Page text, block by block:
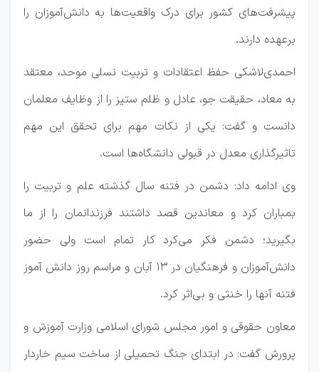
پیشرفت‌های کشور برای درک واقعیت‌ها به دانش‌آموزان را
برعهده دارند.
احمدی‌لاشکی حفظ اعتقادات و تربیت نسلی موحد، معتقد
به معاد، حقیقت جو، عادل و ظلم ستیز را از وظایف معلمان
دانست و گفت: یکی از نکات مهم برای تحقق این مهم
تاثیرگذاری معدل در قبولی دانشگاه‌ها است.
وی ادامه داد: دشمن در فتنه سال گذشته علم و تربیت را
بمباران کرد و معاندین قصد داشتند فرزندانمان را از ما
بگیرید؛ دشمن فکر می‌کرد کار تمام است ولی حضور
دانش‌آموزان و فرهنگیان در ۱۳ آبان و مراسم روز دانش آموز
فتنه آنها را خنثی و بی‌اثر کرد.
معاون حقوقی و امور مجلس شورای اسلامی وزارت آموزش و
پرورش گفت: در ابتدای جنگ تحمیلی از ساخت سیم خاردار